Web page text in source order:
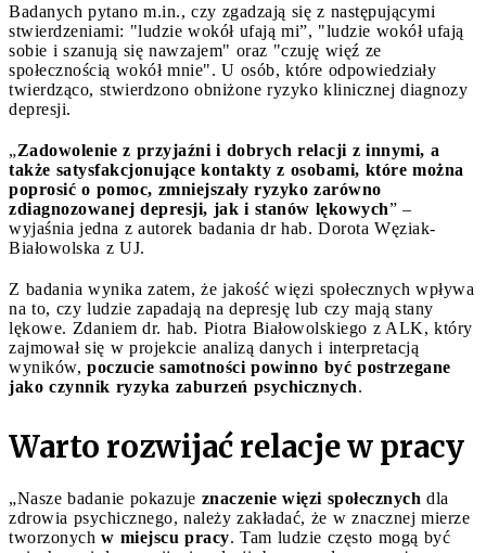
Badanych pytano m.in., czy zgadzają się z następującymi
stwierdzeniami: "ludzie wokół ufają mi”, "ludzie wokół ufają
sobie i szanują się nawzajem" oraz "czuję więź ze
społecznością wokół mnie". U osób, które odpowiedziały
twierdząco, stwierdzono obniżone ryzyko klinicznej diagnozy
depresji.
„Zadowolenie z przyjaźni i dobrych relacji z innymi, a
także satysfakcjonujące kontakty z osobami, które można
poprosić o pomoc, zmniejszały ryzyko zarówno
zdiagnozowanej depresji, jak i stanów lękowych” –
wyjaśnia jedna z autorek badania dr hab. Dorota Węziak-
Białowolska z UJ.
Z badania wynika zatem, że jakość więzi społecznych wpływa
na to, czy ludzie zapadają na depresję lub czy mają stany
lękowe. Zdaniem dr. hab. Piotra Białowolskiego z ALK, który
zajmował się w projekcie analizą danych i interpretacją
wyników, poczucie samotności powinno być postrzegane
jako czynnik ryzyka zaburzeń psychicznych.
Warto rozwijać relacje w pracy
„Nasze badanie pokazuje znaczenie więzi społecznych dla
zdrowia psychicznego, należy zakładać, że w znacznej mierze
tworzonych w miejscu pracy. Tam ludzie często mogą być